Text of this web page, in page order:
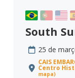
South
25 de
CAIS
Centro
mapa)